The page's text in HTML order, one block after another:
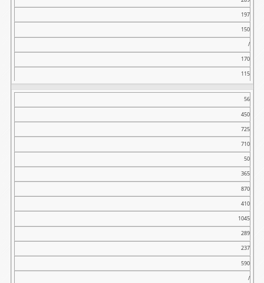
197
150
/
170
115
56
450
725
710
50
365
870
410
1045
289
237
590
/